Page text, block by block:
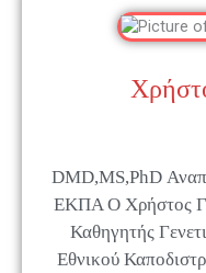
DMD,MS,PhD
ΕΚΠΑ Ο Χρήστος
Καθηγητής
Εθνικού